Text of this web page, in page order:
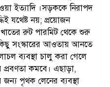
ইত্যাদি ।সড়ককে নিরাপদ
যথেষ্ট নয়; প্রয়োজন
রুট পারমিট থেকে শুরু
সংস্কারের আওতায় আনতে
ব্যবস্থা চালু করা গেলে
প্রবণতা কমবে। এছাড়া,
পৃথক লেনের ব্যবস্থা